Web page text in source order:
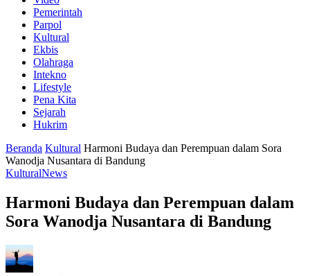
Pemerintah
Parpol
Kultural
Ekbis
Olahraga
Intekno
Lifestyle
Pena Kita
Sejarah
Hukrim
Beranda Kultural Harmoni Budaya dan Perempuan dalam Sora
Wanodja Nusantara di Bandung
KulturalNews
Harmoni Budaya dan Perempuan dalam
Sora Wanodja Nusantara di Bandung